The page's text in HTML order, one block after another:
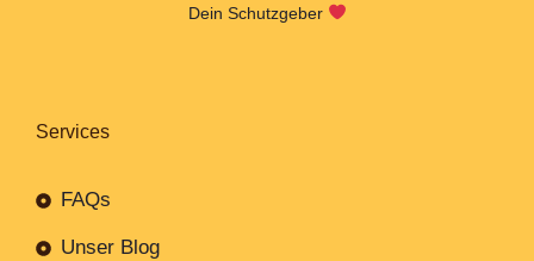
Dein Schutzgeber
Services
FAQs
Unser Blog